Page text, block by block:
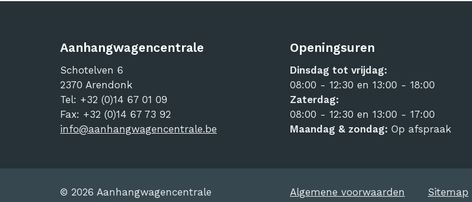
Aanhangwagencentrale
Schotelven 6
2370 Arendonk
Tel: +32 (0)14 67 01 09
Fax: +32 (0)14 67 73 92
info@aanhangwagencentrale.be
Openingsuren
Dinsdag tot vrijdag:
08:00 - 12:30 en 13:00 - 18:00
Zaterdag:
08:00 - 12:30 en 13:00 - 17:00
Maandag & zondag: Op afspraak
© 2026 Aanhangwagencentrale Algemene voorwaarden Sitemap